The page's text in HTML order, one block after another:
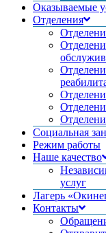
Оказываемые
Отделения
Социальная
Режим работы
Наше качество
услуг
Лагерь
Контакты